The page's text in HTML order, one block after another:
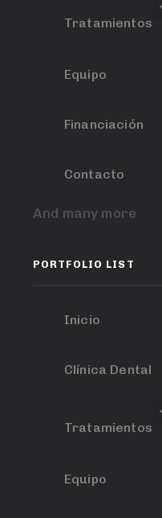
Tratamientos
Equipo
Financiación
Contacto
And many more
PORTFOLIO LIST
Inicio
Clínica Dental
Tratamientos
Equipo